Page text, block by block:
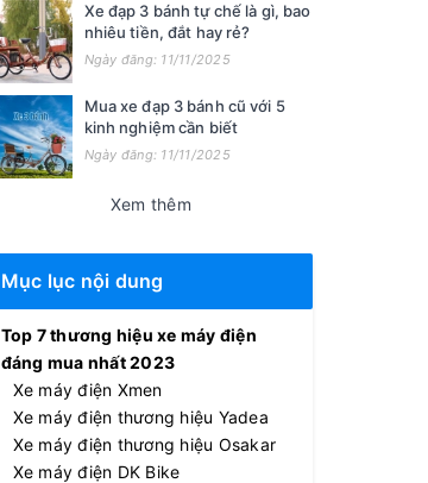
Xe đạp 3 bánh tự chế là gì, bao
nhiêu tiền, đắt hay rẻ?
Ngày đăng: 11/11/2025
Mua xe đạp 3 bánh cũ với 5
kinh nghiệm cần biết
Ngày đăng: 11/11/2025
Xem thêm
Mục lục nội dung
Top 7 thương hiệu xe máy điện
đáng mua nhất 2023
Xe máy điện Xmen
Xe máy điện thương hiệu Yadea
Xe máy điện thương hiệu Osakar
Xe máy điện DK Bike